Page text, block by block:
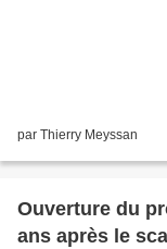
par Thierry Meyssan
Ouverture du
ans après le